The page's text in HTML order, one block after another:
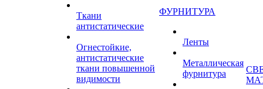
Ткани
антистатические
Огнестойкие,
антистатические
ткани повышенной
видимости
ФУРНИТУРА
Ленты
Металлическая
фурнитура